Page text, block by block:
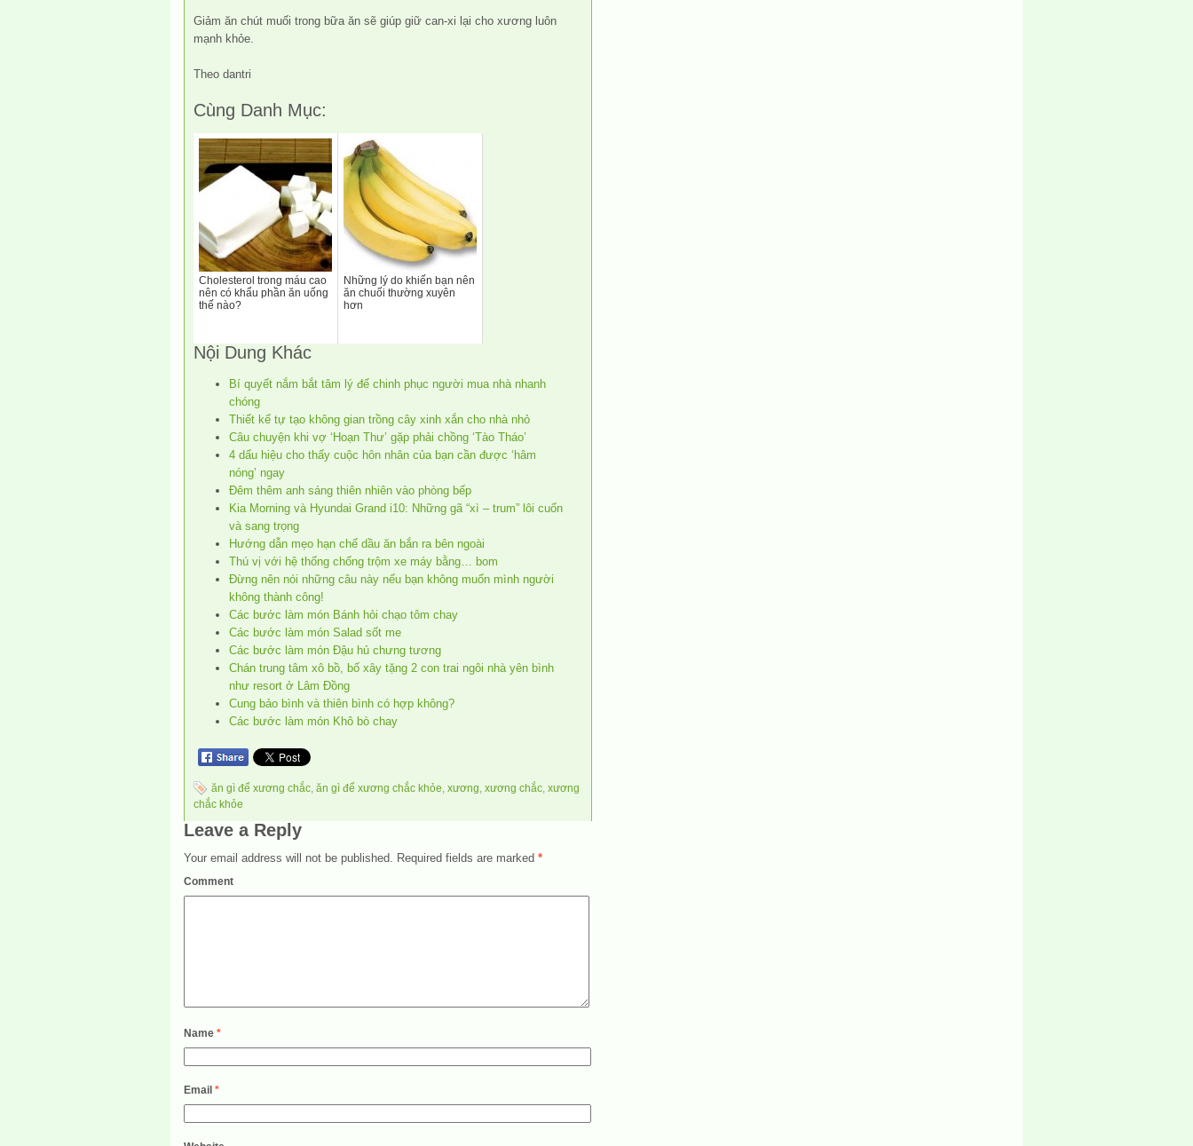
Giảm ăn chút muối trong bữa ăn sẽ giúp giữ can-xi lại cho xương luôn
mạnh khỏe.
Theo dantri
Cùng Danh Mục:
Cholesterol trong máu cao
nên có khẩu phần ăn uống
thế nào?
Những lý do khiến bạn nên
ăn chuối thường xuyên
hơn
Nội Dung Khác
Bí quyết nắm bắt tâm lý để chinh phục người mua nhà nhanh
chóng
Thiết kế tự tạo không gian trồng cây xinh xắn cho nhà nhỏ
Câu chuyện khi vợ ‘Hoạn Thư’ gặp phải chồng ‘Tào Tháo’
4 dấu hiệu cho thấy cuộc hôn nhân của bạn cần được ‘hâm
nóng’ ngay
Đêm thêm anh sáng thiên nhiên vào phòng bếp
Kia Morning và Hyundai Grand i10: Những gã “xì – trum” lôi cuốn
và sang trọng
Hướng dẫn mẹo hạn chế dầu ăn bắn ra bên ngoài
Thú vị với hệ thống chống trộm xe máy bằng… bom
Đừng nên nói những câu này nếu bạn không muốn mình người
không thành công!
Các bước làm món Bánh hỏi chạo tôm chay
Các bước làm món Salad sốt me
Các bước làm món Đậu hủ chưng tương
Chán trung tâm xô bồ, bố xây tặng 2 con trai ngôi nhà yên bình
như resort ở Lâm Đồng
Cung bảo bình và thiên bình có hợp không?
Các bước làm món Khô bò chay
ăn gì để xương chắc ăn gì để xương chắc khỏe xương xương chắc xương
chắc khỏe
Leave a Reply
Your email address will not be published. Required fields are marked *
Comment
Name *
Email *